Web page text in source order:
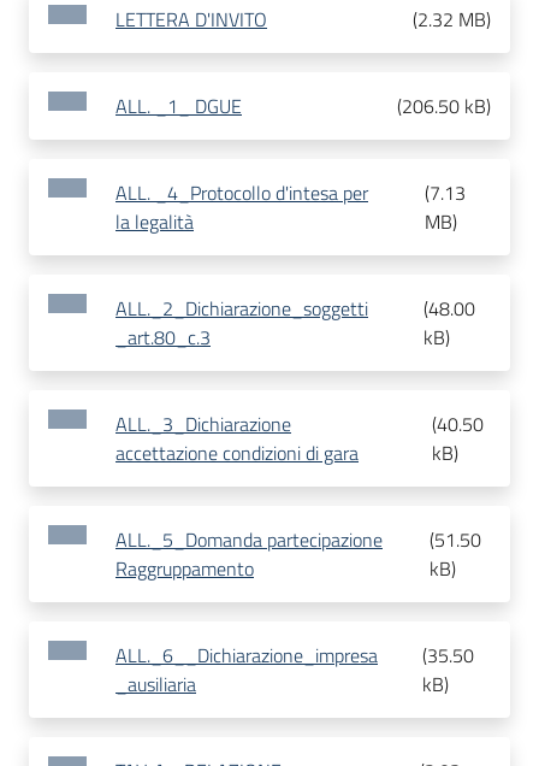
LETTERA D'INVITO (2.32 MB)
ALL. _1_ DGUE (206.50 kB)
ALL. _4_Protocollo d'intesa per
la legalità
(7.13
MB)
ALL._2_Dichiarazione_soggetti
_art.80_c.3
(48.00
kB)
ALL._3_Dichiarazione
accettazione condizioni di gara
(40.50
kB)
ALL._5_Domanda partecipazione
Raggruppamento
(51.50
kB)
ALL._6__Dichiarazione_impresa
_ausiliaria
(35.50
kB)